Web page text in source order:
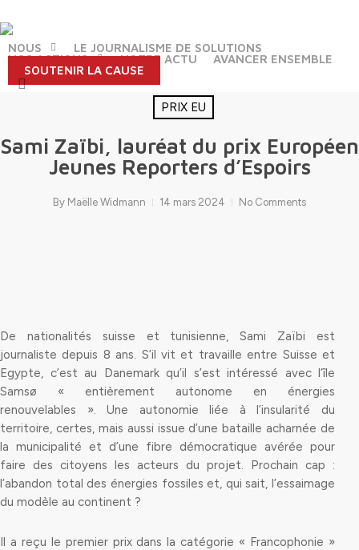
to
main
content
NOUS
LE JOURNALISME DE SOLUTIONS
NOS ACTIONS
NOTRE ACTU
AVANCER ENSEMBLE
SOUTENIR LA CAUSE
search
PRIX EU
Sami Zaïbi, lauréat du prix Européen
Jeunes Reporters d’Espoirs
By Maëlle Widmann 14 mars 2024 No Comments
De nationalités suisse et tunisienne, Sami Zaïbi est
journaliste depuis 8 ans. S’il vit et travaille entre Suisse et
Egypte, c’est au Danemark qu’il s’est intéressé avec l’île
Samsø « entièrement autonome en énergies
renouvelables ». Une autonomie liée à l’insularité du
territoire, certes, mais aussi issue d’une bataille acharnée de
la municipalité et d’une fibre démocratique avérée pour
faire des citoyens les acteurs du projet. Prochain cap :
l’abandon total des énergies fossiles et, qui sait, l’essaimage
du modèle au continent ?
Il a reçu le premier prix dans la catégorie « Francophonie »